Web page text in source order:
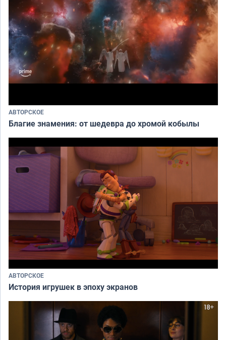
АВТОРСКОЕ
Благие знамения: от шедевра до хромой кобылы
АВТОРСКОЕ
История игрушек в эпоху экранов